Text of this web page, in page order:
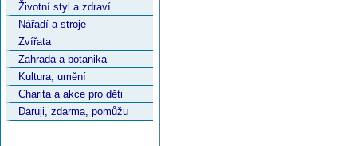
Životní styl a zdraví
Nářadí a stroje
Zvířata
Zahrada a botanika
Kultura, umění
Charita a akce pro děti
Daruji, zdarma, pomůžu